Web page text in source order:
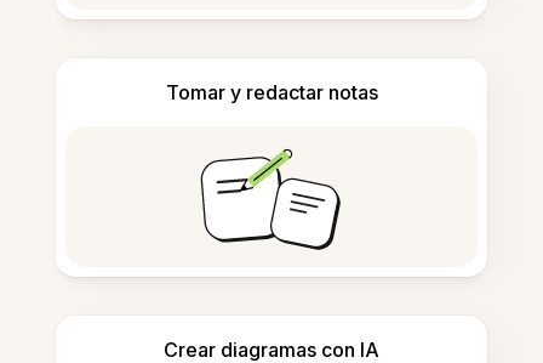
Tomar y redactar notas
Crear diagramas con IA